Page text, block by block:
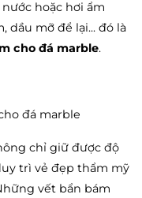
hoặc hơi ẩm
mỡ để lại... đó là
cho đá marble.
đá marble
chỉ giữ được độ
trì vẻ đẹp thẩm mỹ
vết bẩn bám